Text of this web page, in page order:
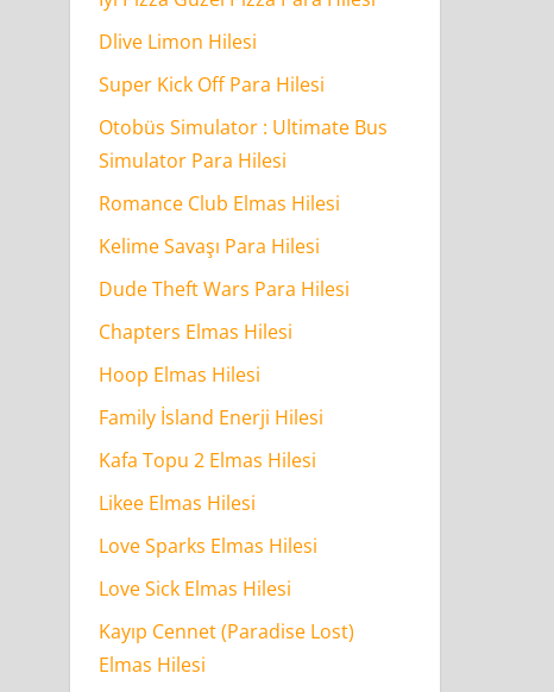
Dlive Limon Hilesi
Super Kick Off Para Hilesi
Otobüs Simulator : Ultimate Bus
Simulator Para Hilesi
Romance Club Elmas Hilesi
Kelime Savaşı Para Hilesi
Dude Theft Wars Para Hilesi
Chapters Elmas Hilesi
Hoop Elmas Hilesi
Family İsland Enerji Hilesi
Kafa Topu 2 Elmas Hilesi
Likee Elmas Hilesi
Love Sparks Elmas Hilesi
Love Sick Elmas Hilesi
Kayıp Cennet (Paradise Lost)
Elmas Hilesi